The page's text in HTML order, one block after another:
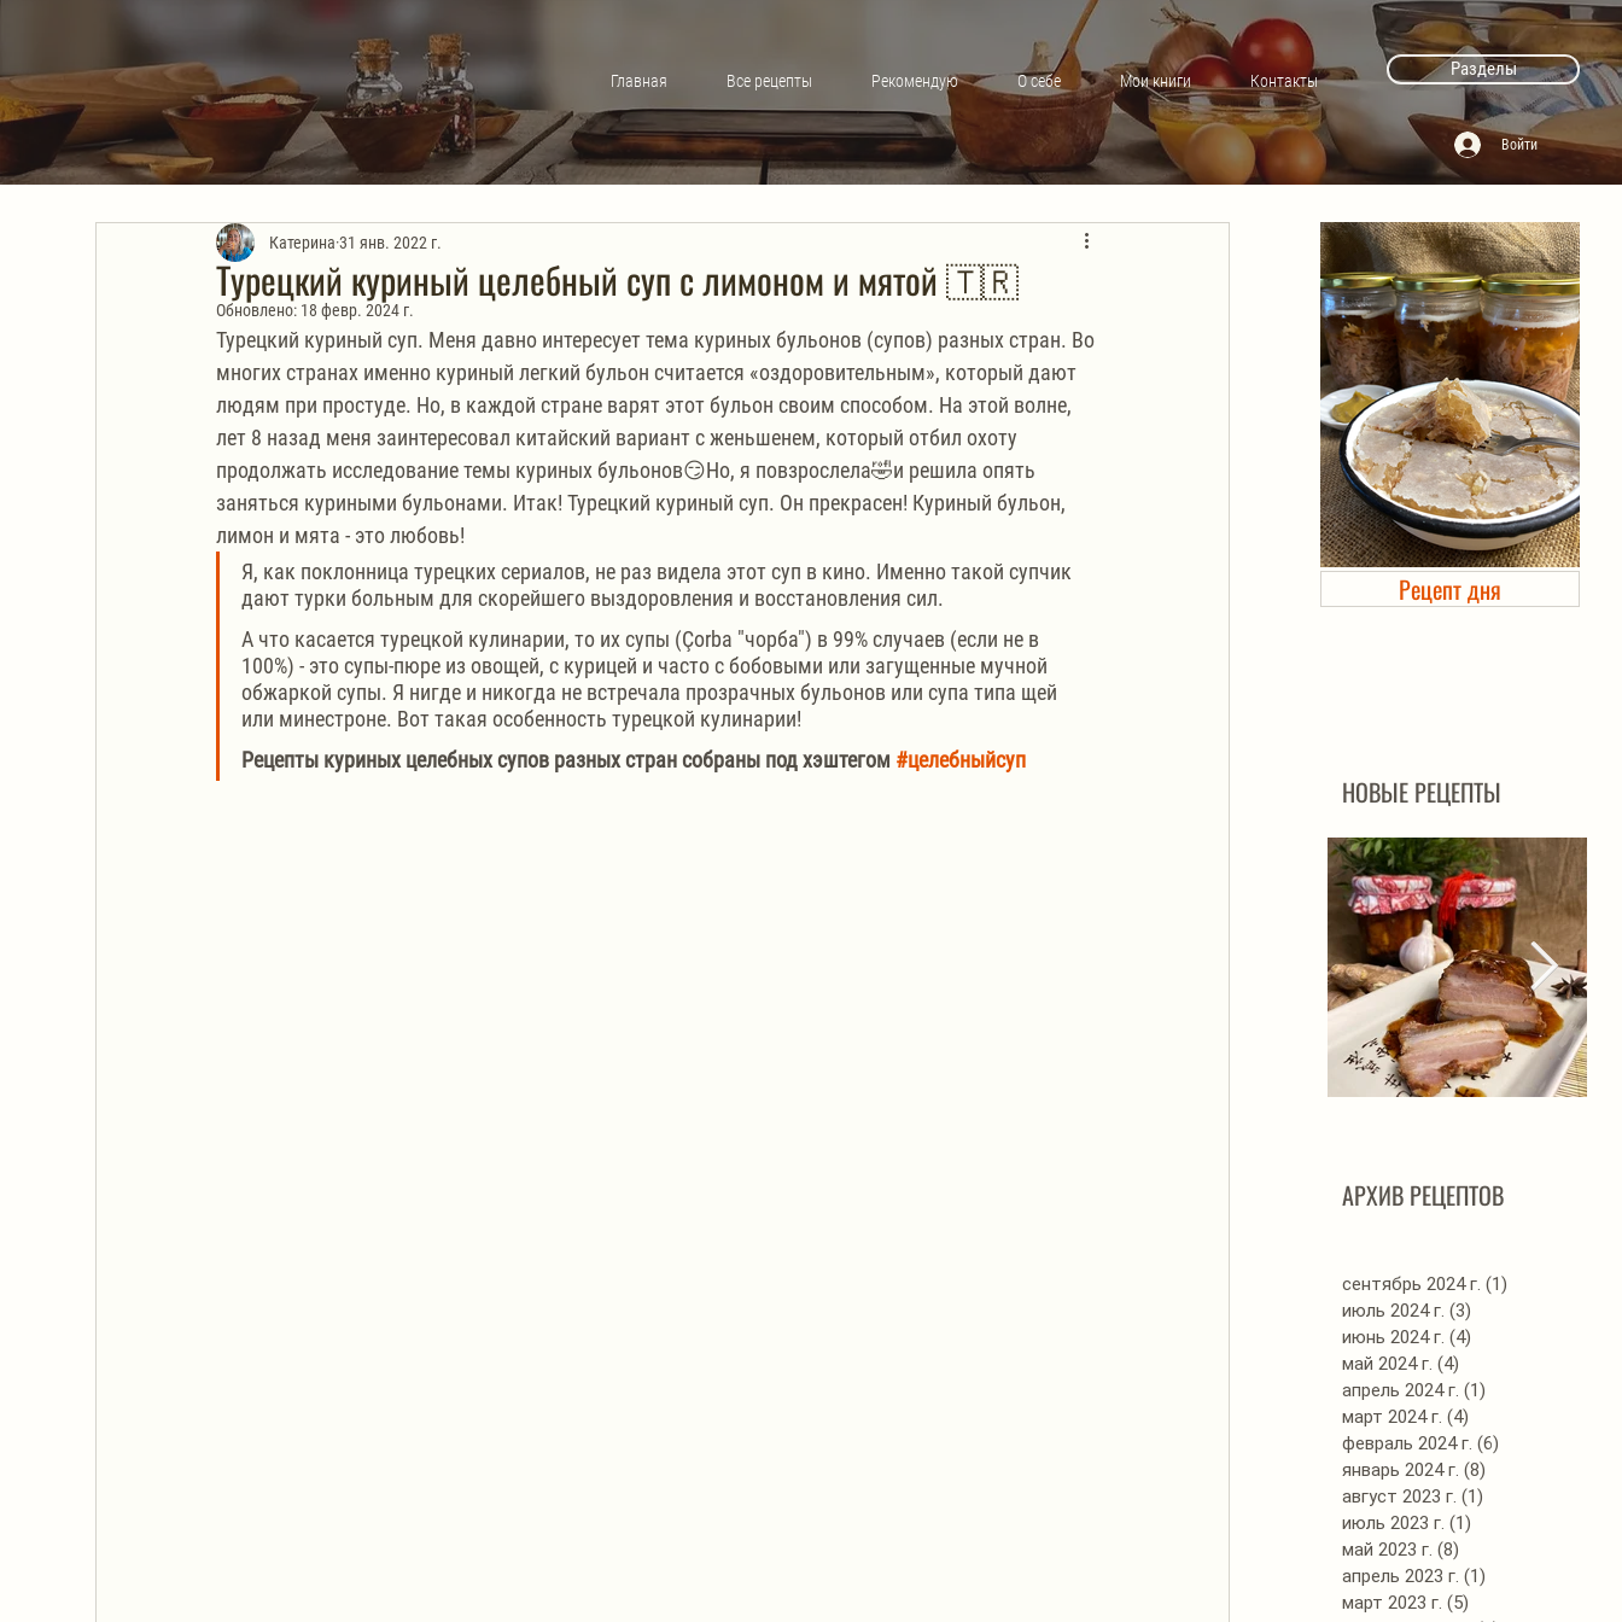
Главная Все рецепты Рекомендую О себе Мои книги Контакты
Разделы
Войти
Турецкий куриный целебный суп с лимоном и мятой 🇹🇷
Катерина 31 янв. 2022 г.
Обновлено: 18 февр. 2024 г.
Турецкий куриный суп. Меня давно интересует тема куриных бульонов (супов) разных стран. Во
многих странах именно куриный легкий бульон считается «оздоровительным», который дают
людям при простуде. Но, в каждой стране варят этот бульон своим способом. На этой волне,
лет 8 назад меня заинтересовал китайский вариант с женьшенем, который отбил охоту
продолжать исследование темы куриных бульонов😏Но, я повзрослела🤣и решила опять
заняться куриными бульонами. Итак! Турецкий куриный суп. Он прекрасен! Куриный бульон,
лимон и мята - это любовь!
Я, как поклонница турецких сериалов, не раз видела этот суп в кино. Именно такой супчик
дают турки больным для скорейшего выздоровления и восстановления сил.
А что касается турецкой кулинарии, то их супы (Çorba "чорба") в 99% случаев (если не в
100%) - это супы-пюре из овощей, с курицей и часто с бобовыми или загущенные мучной
обжаркой супы. Я нигде и никогда не встречала прозрачных бульонов или супа типа щей
или минестроне. Вот такая особенность турецкой кулинарии!
Рецепты куриных целебных супов разных стран собраны под хэштегом #целебныйсуп
Холодец в банке. Автоклав
Рецепт дня
НОВЫЕ РЕЦЕПТЫ
соусе
АРХИВ РЕЦЕПТОВ
сентябрь 2024 г. (1)
июль 2024 г. (3)
июнь 2024 г. (4)
май 2024 г. (4)
апрель 2024 г. (1)
март 2024 г. (4)
февраль 2024 г. (6)
январь 2024 г. (8)
август 2023 г. (1)
июль 2023 г. (1)
май 2023 г. (8)
апрель 2023 г. (1)
март 2023 г. (5)